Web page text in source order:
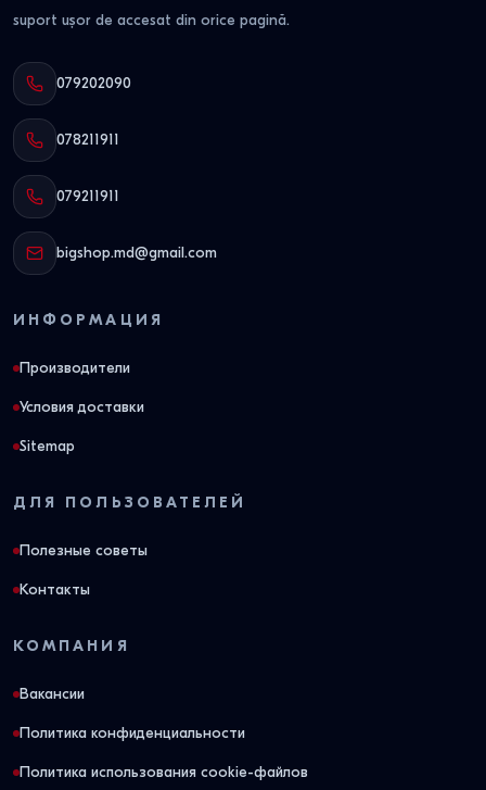
suport ușor de accesat din orice pagină.
079202090
078211911
079211911
bigshop.md@gmail.com
ИНФОРМАЦИЯ
Производители
Условия доставки
Sitemap
ДЛЯ ПОЛЬЗОВАТЕЛЕЙ
Полезные советы
Контакты
КОМПАНИЯ
Вакансии
Политика конфиденциальности
Политика использования cookie-файлов